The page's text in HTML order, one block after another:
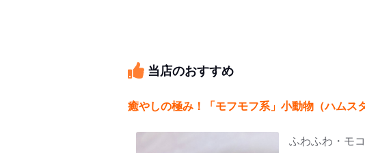
当店のおすすめ
癒やしの極み！「モフモフ系」小動物（ハムス
ふわふわ・モ